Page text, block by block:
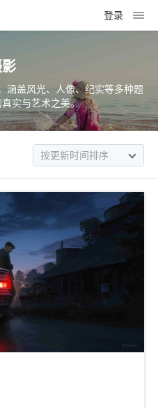
登录
涵盖风光、人像、纪实等多种题
实与艺术之美。
按更新时间排序